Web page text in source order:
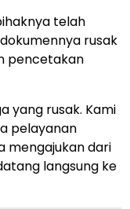
telah
rusak
pencetakan
yang rusak. Kami
pelayanan
mengajukan dari
langsung ke